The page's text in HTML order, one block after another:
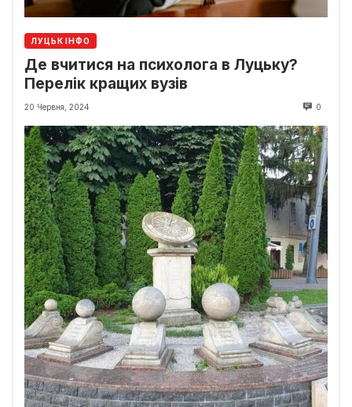
ЛУЦЬК ІНФО
Де вчитися на психолога в Луцьку?
Перелік кращих вузів
20 Червня, 2024 0